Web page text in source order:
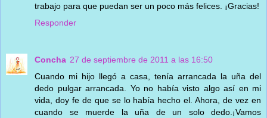
trabajo para que puedan ser un poco más felices. ¡Gracias!
Responder
Concha 27 de septiembre de 2011 a las 16:50
Cuando mi hijo llegó a casa, tenía arrancada la uña del
dedo pulgar arrancada. Yo no había visto algo así en mi
vida, doy fe de que se lo había hecho el. Ahora, de vez en
cuando se muerde la uña de un solo dedo.¡Vamos